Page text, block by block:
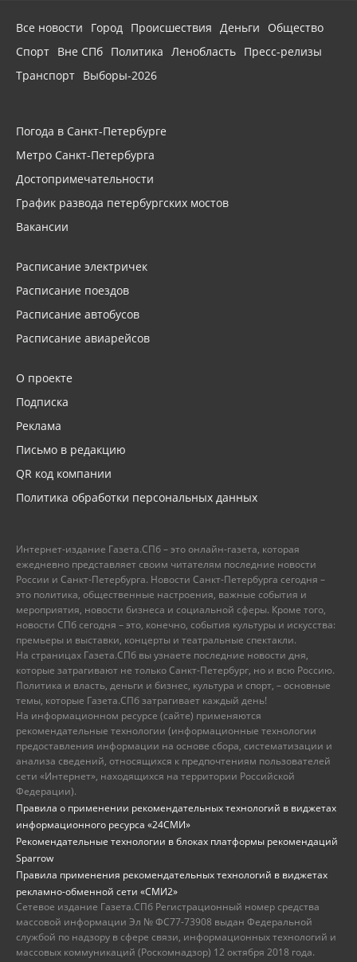
Все новости Город Происшествия Деньги
Общество
Спорт Вне СПб Политика Ленобласть Пресс-релизы
Транспорт Выборы-2026
Погода в Санкт-Петербурге
Метро Санкт-Петербурга
Достопримечательности
График развода петербургских мостов
Вакансии
Расписание электричек
Расписание поездов
Расписание автобусов
Расписание авиарейсов
О проекте
Подписка
Реклама
Письмо в редакцию
QR код компании
Политика обработки персональных данных
Интернет-издание Газета.СПб – это онлайн-газета, которая
ежедневно представляет своим читателям последние новости
России и Санкт-Петербурга. Новости Санкт-Петербурга сегодня –
это политика, общественные настроения, важные события и
мероприятия, новости бизнеса и социальной сферы. Кроме того,
новости СПб сегодня – это, конечно, события культуры и искусства:
премьеры и выставки, концерты и театральные спектакли.
На страницах Газета.СПб вы узнаете последние новости дня,
которые затрагивают не только Санкт-Петербург, но и всю Россию.
Политика и власть, деньги и бизнес, культура и спорт, – основные
темы, которые Газета.СПб затрагивает каждый день!
На информационном ресурсе (сайте) применяются
рекомендательные технологии (информационные технологии
предоставления информации на основе сбора, систематизации и
анализа сведений, относящихся к предпочтениям пользователей
сети «Интернет», находящихся на территории Российской
Федерации).
Правила о применении рекомендательных технологий в виджетах
информационного ресурса «24СМИ»
Рекомендательные технологии в блоках платформы рекомендаций
Sparrow
Правила применения рекомендательных технологий в виджетах
рекламно-обменной сети «СМИ2»
Сетевое издание Газета.СПб Регистрационный номер средства
массовой информации Эл № ФС77-73908 выдан Федеральной
службой по надзору в сфере связи, информационных технологий и
массовых коммуникаций (Роскомнадзор) 12 октября 2018 года.